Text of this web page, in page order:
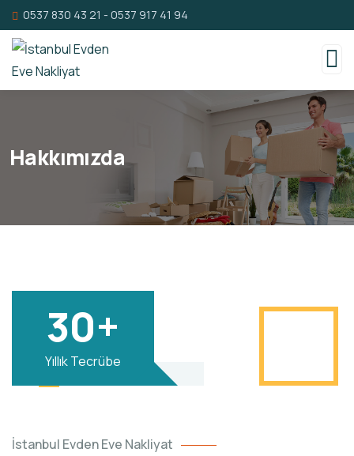
0537 830 43 21 - 0537 917 41 94
Hakkımızda
30+
Yıllık Tecrübe
İstanbul Evden Eve Nakliyat